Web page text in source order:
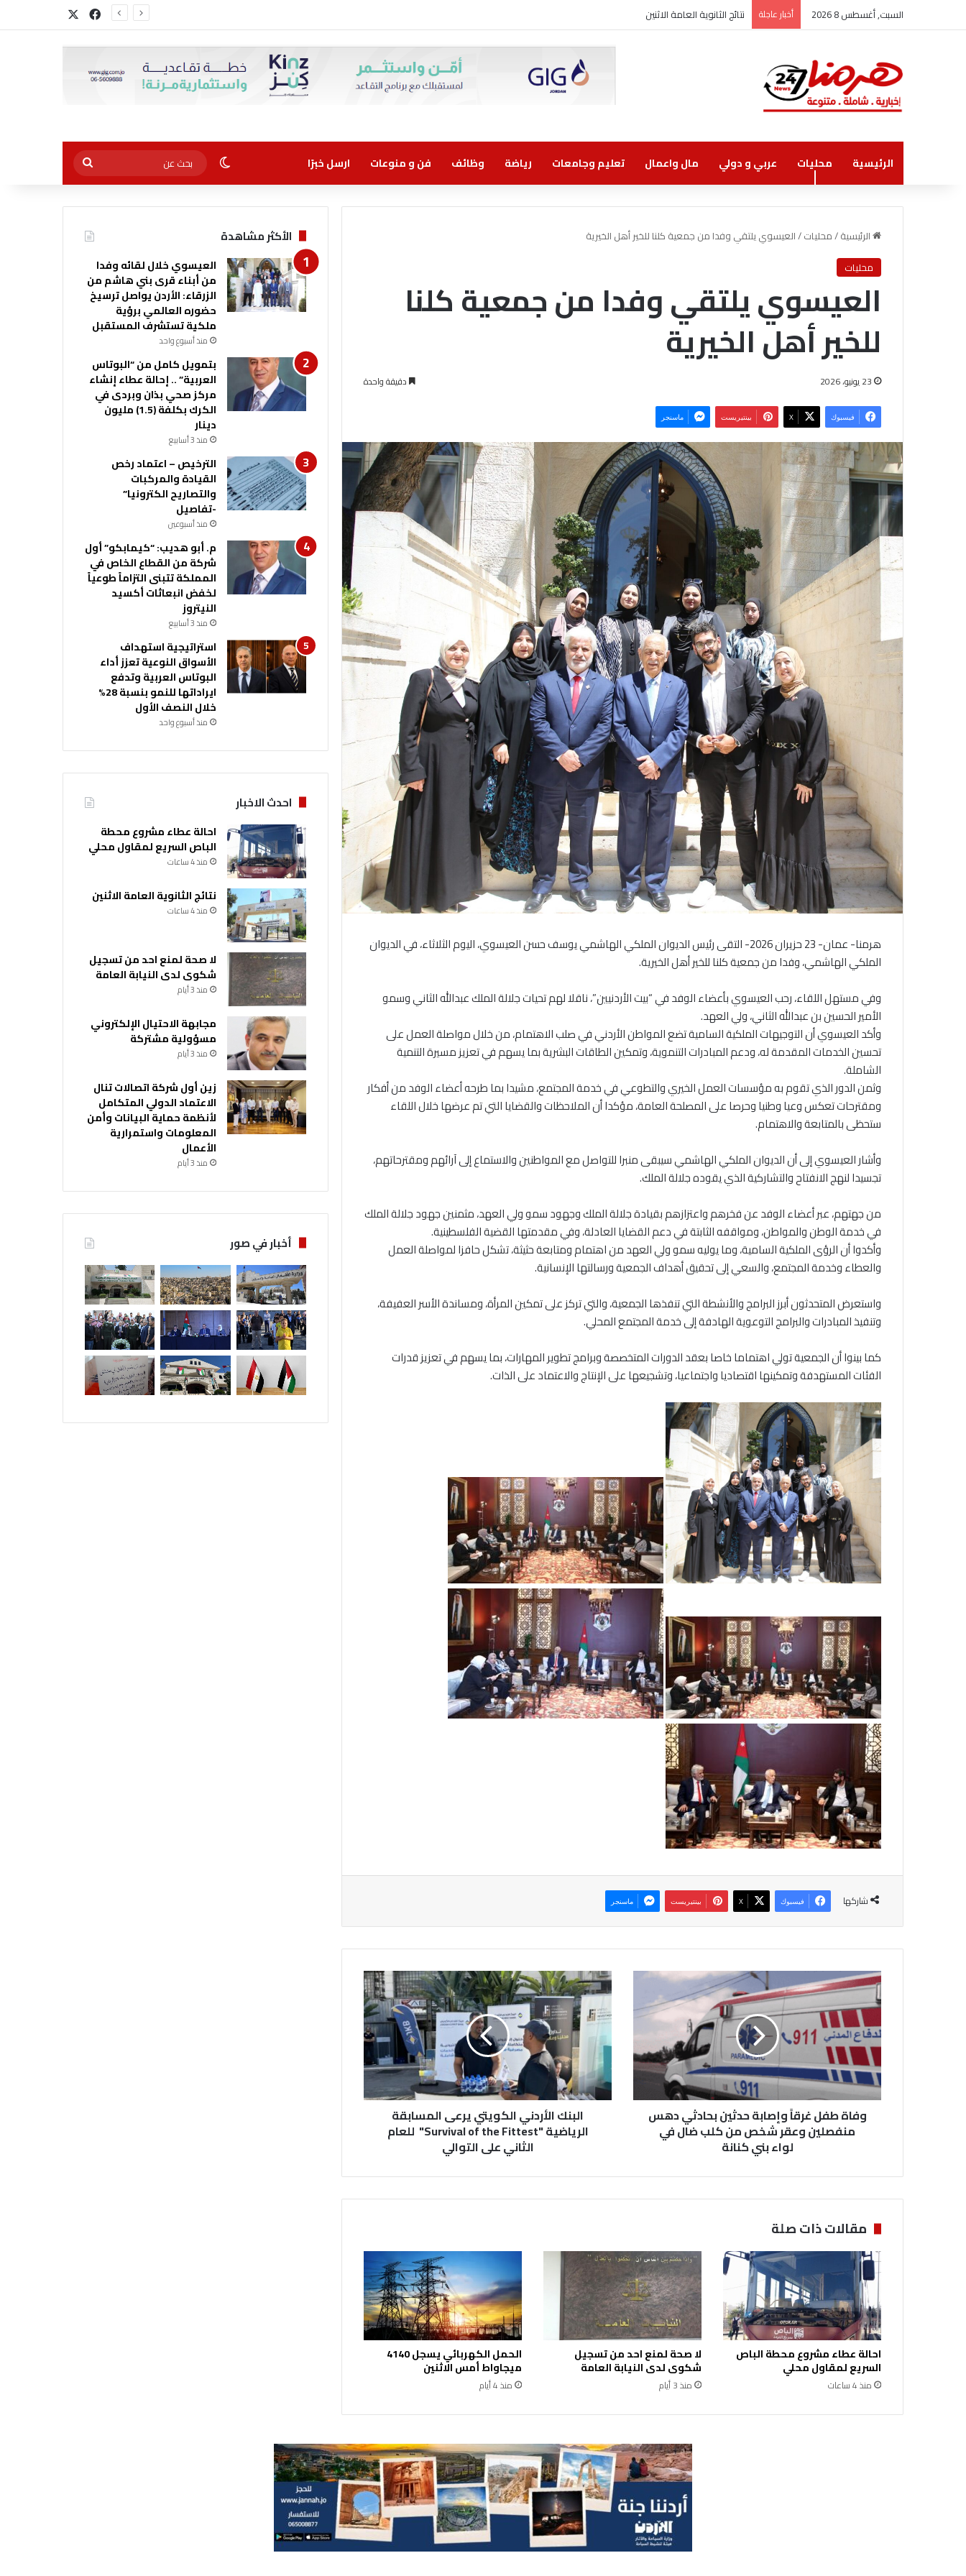
السبت, أغسطس 8 2026 أخبار عاجلة نتائج الثانوية العامة الاثنين فيسبوك
الرئيسية محليات عربي و دولي مال واعمال تعليم وجامعات رياضة وظائف فن و منوعات ارسل خبرًا الوضع المظلم
بحث
عن
الرئيسية/محليات/العيسوي يلتقي وفدا من جمعية كلنا للخير أهل الخيرية
محليات
العيسوي يلتقي وفدا من جمعية كلنا
للخير أهل الخيرية
23 يونيو، 2026 دقيقة واحدة
فيسبوك ‫X بينتيريست ماسنجر
هرمنا- عمان- 23 حزيران 2026- التقى رئيس الديوان الملكي الهاشمي يوسف حسن العيسوي، اليوم الثلاثاء، في الديوان
الملكي الهاشمي، وفدا من جمعية كلنا للخير أهل الخيرية.
وفي مستهل اللقاء، رحب العيسوي بأعضاء الوفد في “بيت الأردنيين”، ناقلا لهم تحيات جلالة الملك عبدالله الثاني وسمو
الأمير الحسين بن عبدالله الثاني، ولي العهد.
وأكد العيسوي أن التوجيهات الملكية السامية تضع المواطن الأردني في صلب الاهتمام، من خلال مواصلة العمل على
تحسين الخدمات المقدمة له، ودعم المبادرات التنموية، وتمكين الطاقات البشرية بما يسهم في تعزيز مسيرة التنمية
الشاملة.
وثمن الدور الذي تقوم به مؤسسات العمل الخيري والتطوعي في خدمة المجتمع، مشيدا بما طرحه أعضاء الوفد من أفكار
ومقترحات تعكس وعيا وطنيا وحرصا على المصلحة العامة، مؤكدا أن الملاحظات والقضايا التي تم عرضها خلال اللقاء
ستحظى بالمتابعة والاهتمام.
وأشار العيسوي إلى أن الديوان الملكي الهاشمي سيبقى منبرا للتواصل مع المواطنين والاستماع إلى آرائهم ومقترحاتهم،
تجسيدا لنهج الانفتاح والتشاركية الذي يقوده جلالة الملك.
من جهتهم، عبر أعضاء الوفد عن فخرهم واعتزازهم بقيادة جلالة الملك وجهود سمو ولي العهد، مثمنين جهود جلالة الملك
في خدمة الوطن والمواطن، ومواقفه الثابتة في دعم القضايا العادلة، وفي مقدمتها القضية الفلسطينية.
وأكدوا أن الرؤى الملكية السامية، وما يوليه سمو ولي العهد من اهتمام ومتابعة حثيثة، تشكل حافزا لمواصلة العمل
والعطاء وخدمة المجتمع، والسعي إلى تحقيق أهداف الجمعية ورسالتها الإنسانية.
واستعرض المتحدثون أبرز البرامج والأنشطة التي تنفذها الجمعية، والتي تركز على تمكين المرأة، ومساندة الأسر العفيفة،
وتنفيذ المبادرات والبرامج التوعوية الهادفة إلى خدمة المجتمع المحلي.
كما بينوا أن الجمعية تولي اهتماما خاصا بعقد الدورات المتخصصة وبرامج تطوير المهارات، بما يسهم في تعزيز قدرات
الفئات المستهدفة وتمكينها اقتصاديا واجتماعيا، وتشجيعها على الإنتاج والاعتماد على الذات.
شاركها فيسبوك ‫X بينتيريست ماسنجر
و
ف
ا
ة
ط
ل
غ
ر
ص
ب
ة
ح
د
ث
ب
ح
ا
د
ث
ي
ه
وفاة طفل غرقاً وإصابة حدثين بحادثي دهس
منفصلين وعقر شخص من كلب ضال في
لواء بني كنانة
ا
ل
ن
ك
ل
أ
ر
ل
و
ي
ي
ر
ع
ى
ا
ل
م
س
ق
ا
ل
ر
ي
ا
ة
البنك الأردني الكويتي يرعى المسابقة
الرياضية "Survival of the Fittest" للعام
الثاني على التوالي
مقالات ذات صلة
احالة عطاء مشروع محطة الباص
السريع لمقاول محلي
منذ 4 ساعات
لا صحة لمنع احد من تسجيل
شكوى لدى النيابة العامة
منذ 3 أيام
الحمل الكهربائي يسجل 4140
ميجاواط أمس الاثنين
منذ 4 أيام
الأكثر مشاهدة
العيسوي خلال لقائه وفدا
من أبناء قرى بني هاشم من
الزرقاء: الأردن يواصل ترسيخ
حضوره العالمي برؤية
ملكية تستشرف المستقبل
منذ أسبوع واحد
بتمويل كامل من “البوتاس
العربية” .. إحالة عطاء إنشاء
مركز صحي بذان وبردى في
الكرك بكلفة (1.5) مليون
دينار
منذ 3 أسابيع
الترخيص – اعتماد رخص
القيادة والمركبات
والتصاريح الكترونيا”
-تفاصيل
منذ أسبوعين
م. أبو هديب: “كيمابكو” أول
شركة من القطاع الخاص في
المملكة تتبنى التزاماً طوعياً
لخفض انبعاثات أكسيد
النيتروز
منذ 3 أسابيع
استراتيجية استهداف
الأسواق النوعية تعزز أداء
البوتاس العربية وتدفع
ايراداتها للنمو بنسبة 28%
خلال النصف الأول
منذ أسبوع واحد
احدث الاخبار
احالة عطاء مشروع محطة
الباص السريع لمقاول محلي
منذ 4 ساعات
نتائج الثانوية العامة الاثنين
منذ 4 ساعات
لا صحة لمنع احد من تسجيل
شكوى لدى النيابة العامة
منذ 3 أيام
مجابهة الاحتيال الإلكتروني
مسؤولية مشتركة
منذ 3 أيام
زين أول شركة اتصالات تنال
الاعتماد الدولي المتكامل
لأنظمة حماية البيانات وأمن
المعلومات واستمرارية
الأعمال
منذ 3 أيام
أخبار في صور